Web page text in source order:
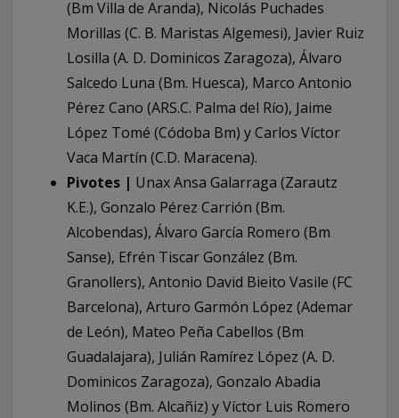
(Bm Villa de Aranda), Nicolás Puchades
Morillas (C. B. Maristas Algemesi), Javier Ruiz
Losilla (A. D. Dominicos Zaragoza), Álvaro
Salcedo Luna (Bm. Huesca), Marco Antonio
Pérez Cano (ARS.C. Palma del Río), Jaime
López Tomé (Códoba Bm) y Carlos Víctor
Vaca Martín (C.D. Maracena).
Pivotes | Unax Ansa Galarraga (Zarautz
K.E.), Gonzalo Pérez Carrión (Bm.
Alcobendas), Álvaro García Romero (Bm
Sanse), Efrén Tiscar González (Bm.
Granollers), Antonio David Bieito Vasile (FC
Barcelona), Arturo Garmón López (Ademar
de León), Mateo Peña Cabellos (Bm
Guadalajara), Julián Ramírez López (A. D.
Dominicos Zaragoza), Gonzalo Abadia
Molinos (Bm. Alcañiz) y Víctor Luis Romero